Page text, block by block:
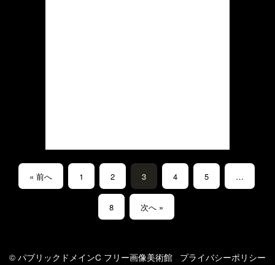
« 前へ 1 2 3 4 5 …
8 次へ »
© パブリックドメインC フリー画像美術館 プライバシーポリシー